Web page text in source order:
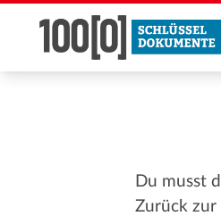
Du musst
Zurück zur